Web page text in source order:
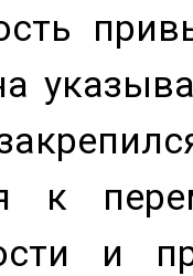
к
и